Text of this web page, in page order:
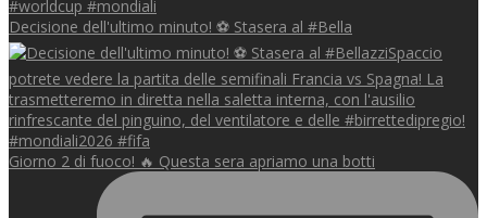
Decisione dell'ultimo minuto! ⚽️ Stasera al #Bella
Giorno 2 di fuoco! 🔥 Questa sera apriamo una botti